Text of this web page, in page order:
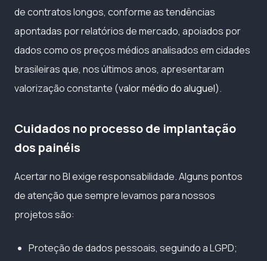
de contratos longos, conforme as tendências
apontadas por relatórios de mercado, apoiados por
dados como os preços médios analisados em cidades
brasileiras que, nos últimos anos, apresentaram
valorização constante (valor médio do aluguel).
Cuidados no processo de implantação
dos painéis
Acertar no BI exige responsabilidade. Alguns pontos
de atenção que sempre levamos para nossos
projetos são:
Proteção de dados pessoais, seguindo a LGPD;